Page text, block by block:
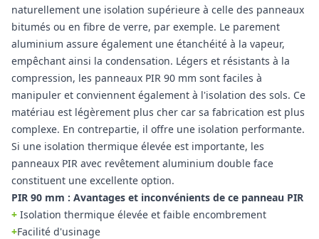
naturellement une isolation supérieure à celle des panneaux
bitumés ou en fibre de verre, par exemple. Le parement
aluminium assure également une étanchéité à la vapeur,
empêchant ainsi la condensation. Légers et résistants à la
compression, les panneaux PIR 90 mm sont faciles à
manipuler et conviennent également à l'isolation des sols. Ce
matériau est légèrement plus cher car sa fabrication est plus
complexe. En contrepartie, il offre une isolation performante.
Si une isolation thermique élevée est importante, les
panneaux PIR avec revêtement aluminium double face
constituent une excellente option.
PIR 90 mm : Avantages et inconvénients de ce panneau PIR
+ Isolation thermique élevée et faible encombrement
+Facilité d'usinage